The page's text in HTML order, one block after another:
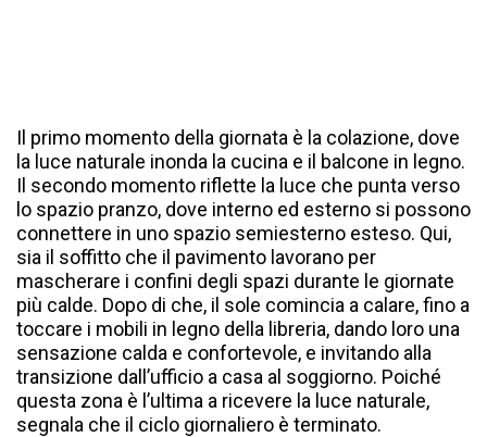
Il primo momento della giornata è la colazione, dove
la luce naturale inonda la cucina e il balcone in legno.
Il secondo momento riflette la luce che punta verso
lo spazio pranzo, dove interno ed esterno si possono
connettere in uno spazio semiesterno esteso. Qui,
sia il soffitto che il pavimento lavorano per
mascherare i confini degli spazi durante le giornate
più calde. Dopo di che, il sole comincia a calare, fino a
toccare i mobili in legno della libreria, dando loro una
sensazione calda e confortevole, e invitando alla
transizione dall’ufficio a casa al soggiorno. Poiché
questa zona è l’ultima a ricevere la luce naturale,
segnala che il ciclo giornaliero è terminato.